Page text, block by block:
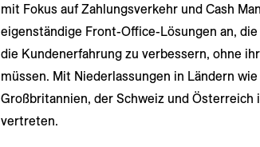
mit Fokus auf Zahlungsverkehr und Cash
eigenständige Front-Office-Lösungen an,
die Kundenerfahrung zu verbessern, ohne
müssen. Mit Niederlassungen in Ländern
Großbritannien, der Schweiz und Österreich
vertreten.